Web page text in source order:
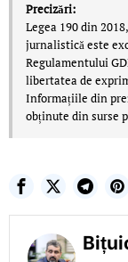
Precizări:
Legea 190 din
jurnalistică este
Regulamentului
libertatea de
Informațiile din
obținute din surse